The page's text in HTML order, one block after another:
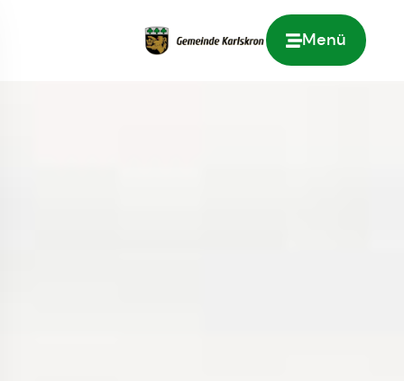
Menü